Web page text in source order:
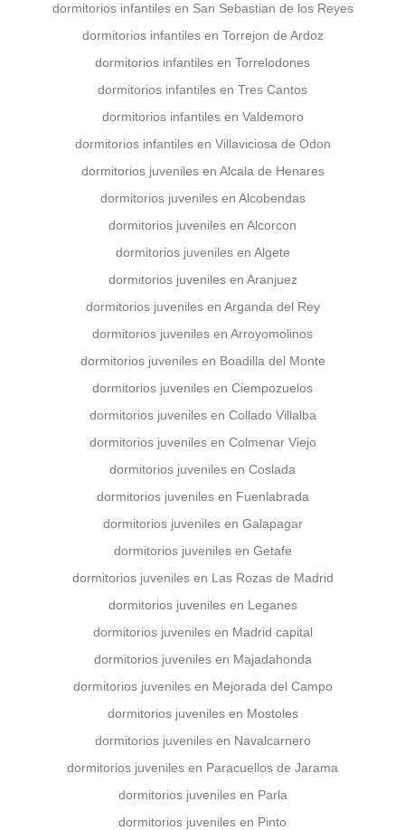
dormitorios infantiles en San Sebastian de los Reyes
dormitorios infantiles en Torrejon de Ardoz
dormitorios infantiles en Torrelodones
dormitorios infantiles en Tres Cantos
dormitorios infantiles en Valdemoro
dormitorios infantiles en Villaviciosa de Odon
dormitorios juveniles en Alcala de Henares
dormitorios juveniles en Alcobendas
dormitorios juveniles en Alcorcon
dormitorios juveniles en Algete
dormitorios juveniles en Aranjuez
dormitorios juveniles en Arganda del Rey
dormitorios juveniles en Arroyomolinos
dormitorios juveniles en Boadilla del Monte
dormitorios juveniles en Ciempozuelos
dormitorios juveniles en Collado Villalba
dormitorios juveniles en Colmenar Viejo
dormitorios juveniles en Coslada
dormitorios juveniles en Fuenlabrada
dormitorios juveniles en Galapagar
dormitorios juveniles en Getafe
dormitorios juveniles en Las Rozas de Madrid
dormitorios juveniles en Leganes
dormitorios juveniles en Madrid capital
dormitorios juveniles en Majadahonda
dormitorios juveniles en Mejorada del Campo
dormitorios juveniles en Mostoles
dormitorios juveniles en Navalcarnero
dormitorios juveniles en Paracuellos de Jarama
dormitorios juveniles en Parla
dormitorios juveniles en Pinto